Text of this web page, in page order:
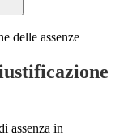
delle assenze
assenza in